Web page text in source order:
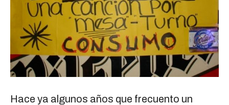
Hace ya algunos años que frecuento un